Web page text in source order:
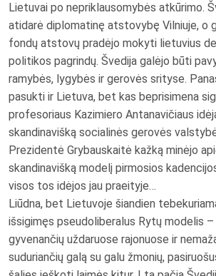
Lietuvai po nepriklausomybės atkūrimo.
atidarė diplomatinę atstovybę Vilniuje, o
fondų atstovų pradėjo mokyti lietuvius
politikos pagrindų. Švedija galėjo būti
ramybės, lygybės ir gerovės srityse.
pasukti ir Lietuva, bet kas beprisimena
profesoriaus Kazimiero Antanavičiaus
skandinavišką socialinės gerovės
Prezidentė Grybauskaitė kažką minėjo
skandinavišką modelį pirmosios
visos tos idėjos jau praeityje…
Liūdna, bet Lietuvoje šiandien
išsigimęs pseudoliberalus Rytų modelis
gyvenančių uždaruose rajonuose ir
suduriančių galą su galu žmonių,